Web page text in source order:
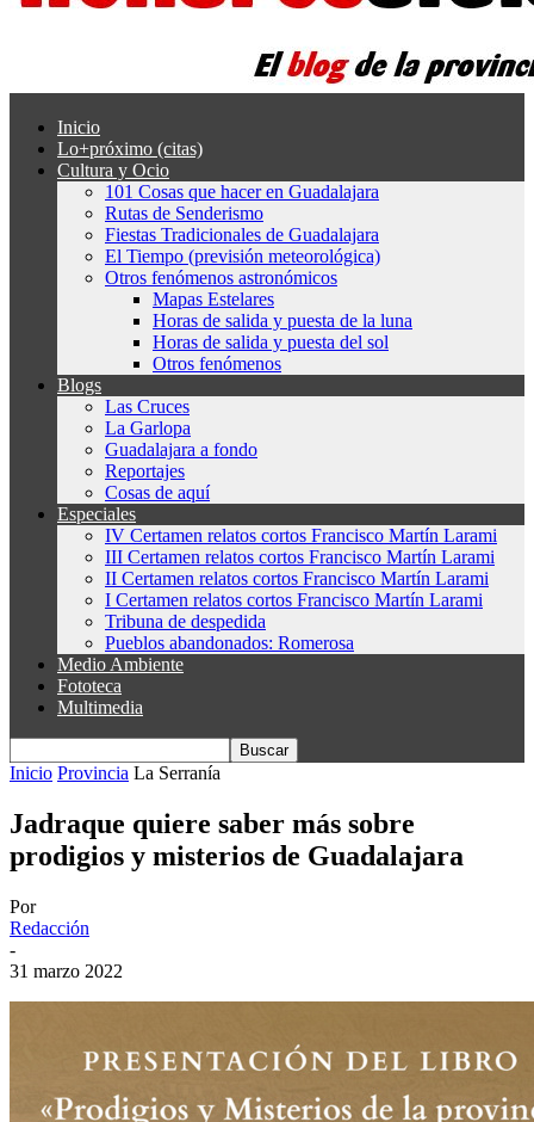
Inicio
Lo+próximo (citas)
Cultura y Ocio
101 Cosas que hacer en Guadalajara
Rutas de Senderismo
Fiestas Tradicionales de Guadalajara
El Tiempo (previsión meteorológica)
Otros fenómenos astronómicos
Mapas Estelares
Horas de salida y puesta de la luna
Horas de salida y puesta del sol
Otros fenómenos
Blogs
Las Cruces
La Garlopa
Guadalajara a fondo
Reportajes
Cosas de aquí
Especiales
IV Certamen relatos cortos Francisco Martín Larami
III Certamen relatos cortos Francisco Martín Larami
II Certamen relatos cortos Francisco Martín Larami
I Certamen relatos cortos Francisco Martín Larami
Tribuna de despedida
Pueblos abandonados: Romerosa
Medio Ambiente
Fototeca
Multimedia
Inicio Provincia La Serranía
Jadraque quiere saber más sobre
prodigios y misterios de Guadalajara
Por
Redacción
-
31 marzo 2022